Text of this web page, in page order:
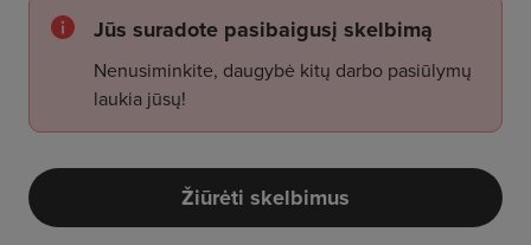
Jūs suradote pasibaigusį skelbimą
Nenusiminkite, daugybė kitų darbo pasiūlymų
laukia jūsų!
Žiūrėti skelbimus